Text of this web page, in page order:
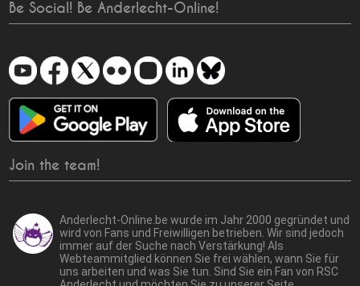
Be Social! Be Anderlecht-Online!
Join the team!
Anderlecht-Online.be wurde im Jahr 2000 gegründet und
wird von Fans und Freiwilligen betrieben. Wir sind jedoch
immer auf der Suche nach Verstärkung! Als
Webteammitglied können Sie frei wählen, wann Sie für
uns arbeiten und was Sie tun. Sind Sie ein Fan von RSC